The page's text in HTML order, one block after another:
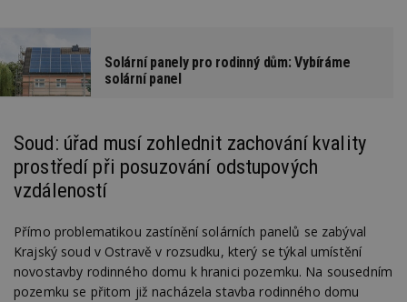
Solární panely pro rodinný dům: Vybíráme
solární panel
Soud: úřad musí zohlednit zachování kvality
prostředí při posuzování odstupových
vzdáleností
Přímo problematikou zastínění solárních panelů se zabýval
Krajský soud v Ostravě v rozsudku, který se týkal umístění
novostavby rodinného domu k hranici pozemku. Na sousedním
pozemku se přitom již nacházela stavba rodinného domu